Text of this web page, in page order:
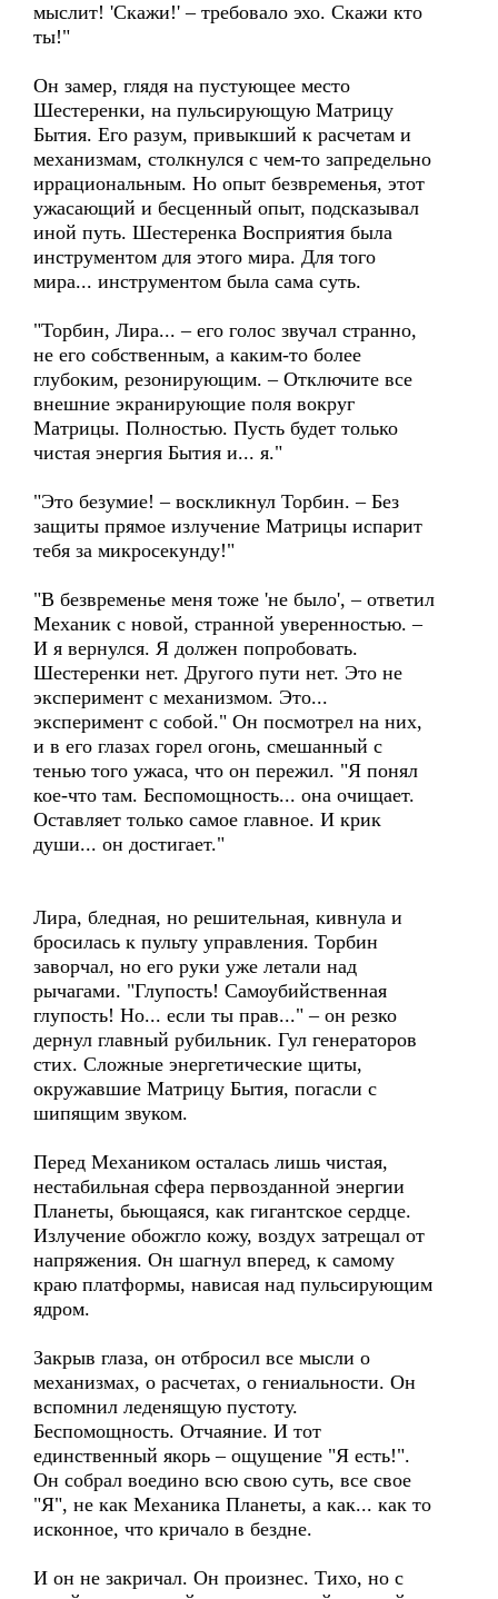
мыслит! 'Скажи!' – требовало эхо. Скажи кто
ты!"
Он замер, глядя на пустующее место
Шестеренки, на пульсирующую Матрицу
Бытия. Его разум, привыкший к расчетам и
механизмам, столкнулся с чем-то запредельно
иррациональным. Но опыт безвременья, этот
ужасающий и бесценный опыт, подсказывал
иной путь. Шестеренка Восприятия была
инструментом для этого мира. Для того
мира... инструментом была сама суть.
"Торбин, Лира... – его голос звучал странно,
не его собственным, а каким-то более
глубоким, резонирующим. – Отключите все
внешние экранирующие поля вокруг
Матрицы. Полностью. Пусть будет только
чистая энергия Бытия и... я."
"Это безумие! – воскликнул Торбин. – Без
защиты прямое излучение Матрицы испарит
тебя за микросекунду!"
"В безвременье меня тоже 'не было', – ответил
Механик с новой, странной уверенностью. –
И я вернулся. Я должен попробовать.
Шестеренки нет. Другого пути нет. Это не
эксперимент с механизмом. Это...
эксперимент с собой." Он посмотрел на них,
и в его глазах горел огонь, смешанный с
тенью того ужаса, что он пережил. "Я понял
кое-что там. Беспомощность... она очищает.
Оставляет только самое главное. И крик
души... он достигает."
Лира, бледная, но решительная, кивнула и
бросилась к пульту управления. Торбин
заворчал, но его руки уже летали над
рычагами. "Глупость! Самоубийственная
глупость! Но... если ты прав..." – он резко
дернул главный рубильник. Гул генераторов
стих. Сложные энергетические щиты,
окружавшие Матрицу Бытия, погасли с
шипящим звуком.
Перед Механиком осталась лишь чистая,
нестабильная сфера первозданной энергии
Планеты, бьющаяся, как гигантское сердце.
Излучение обожгло кожу, воздух затрещал от
напряжения. Он шагнул вперед, к самому
краю платформы, нависая над пульсирующим
ядром.
Закрыв глаза, он отбросил все мысли о
механизмах, о расчетах, о гениальности. Он
вспомнил леденящую пустоту.
Беспомощность. Отчаяние. И тот
единственный якорь – ощущение "Я есть!".
Он собрал воедино всю свою суть, все свое
"Я", не как Механика Планеты, а как... как то
исконное, что кричало в бездне.
И он не закричал. Он произнес. Тихо, но с